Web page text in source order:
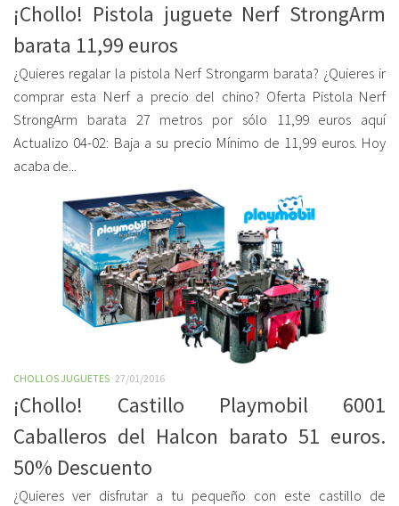
¡Chollo! Pistola juguete Nerf StrongArm
barata 11,99 euros
¿Quieres regalar la pistola Nerf Strongarm barata? ¿Quieres ir
comprar esta Nerf a precio del chino? Oferta Pistola Nerf
StrongArm barata 27 metros por sólo 11,99 euros aquí
Actualizo 04-02: Baja a su precio Mínimo de 11,99 euros. Hoy
acaba de...
CHOLLOS JUGUETES 27/01/2016
¡Chollo! Castillo Playmobil 6001
Caballeros del Halcon barato 51 euros.
50% Descuento
¿Quieres ver disfrutar a tu pequeño con este castillo de